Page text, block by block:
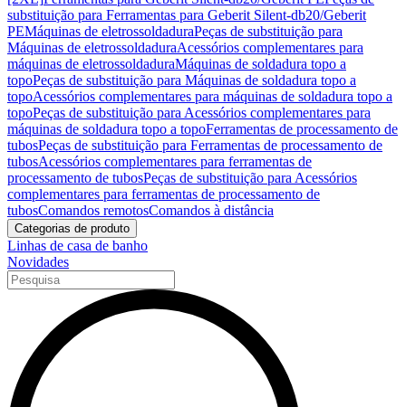
substituição para Ferramentas para Geberit Silent-db20/Geberit
PEMáquinas de eletrossoldaduraPeças de substituição para
Máquinas de eletrossoldaduraAcessórios complementares para
máquinas de eletrossoldaduraMáquinas de soldadura topo a
topoPeças de substituição para Máquinas de soldadura topo a
topoAcessórios complementares para máquinas de soldadura topo a
topoPeças de substituição para Acessórios complementares para
máquinas de soldadura topo a topoFerramentas de processamento de
tubosPeças de substituição para Ferramentas de processamento de
tubosAcessórios complementares para ferramentas de
processamento de tubosPeças de substituição para Acessórios
complementares para ferramentas de processamento de
tubosComandos remotosComandos à distância
Categorias de produto
Linhas de casa de banho
Novidades